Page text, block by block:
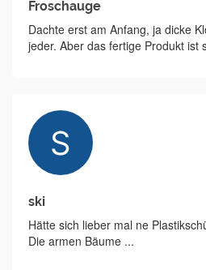
Froschauge
Dachte erst am Anfang, ja dicke
jeder. Aber das fertige Produkt ist
ski
Hätte sich lieber mal ne
Die armen Bäume ...